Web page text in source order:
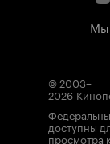
Мы
© 2003–
2026
доступны
просмотра